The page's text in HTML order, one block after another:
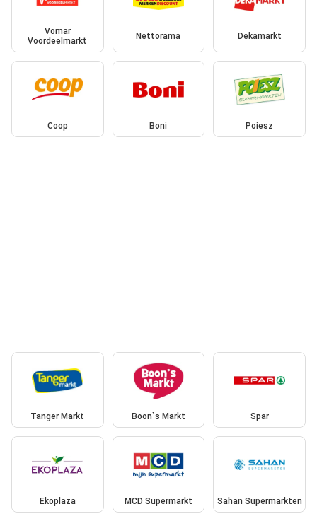
Vomar
Voordeelmarkt
Nettorama Dekamarkt
Coop Boni Poiesz
Tanger Markt Boon`s Markt Spar
Ekoplaza MCD Supermarkt Sahan Supermarkten